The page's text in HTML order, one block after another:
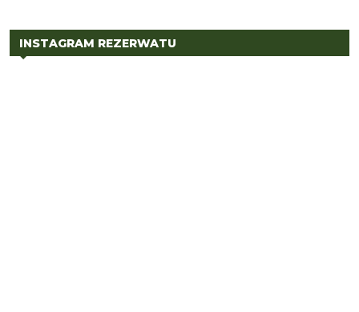
INSTAGRAM REZERWATU